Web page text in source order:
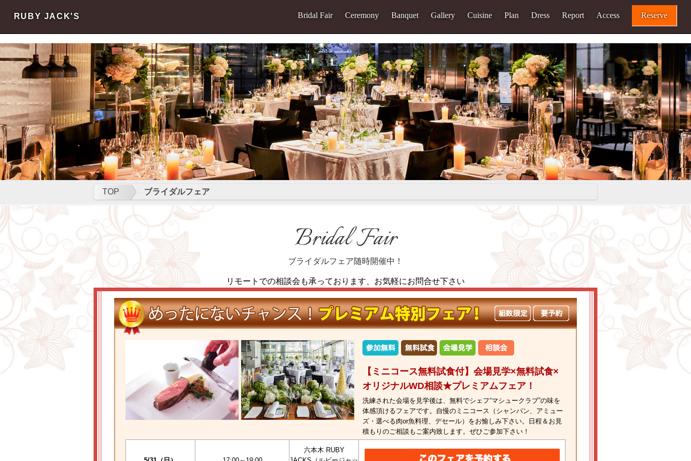
RUBY JACK'S
Bridal Fair Ceremony Banquet Gallery Cuisine Plan Dress Report Access Reserve
TOP ブライダルフェア
Bridal Fair
ブライダルフェア随時開催中！
リモートでの相談会も承っております、 お気軽にお問合せ下さい
【ミニコース無料試食付】会場見学×無料試食×
オリジナルWD相談★プレミアムフェア！
洗練された会場を見学後は、無料でシェフ“マシュークラブ”の味を
体感頂けるフェアです。自慢のミニコース（シャンパン、アミュー
ズ・選べる肉or魚料理、デセール）をお愉しみ下さい。日程＆お見
積もりのご相談もご案内致します。ぜひご参加下さい！
六本木 RUBY